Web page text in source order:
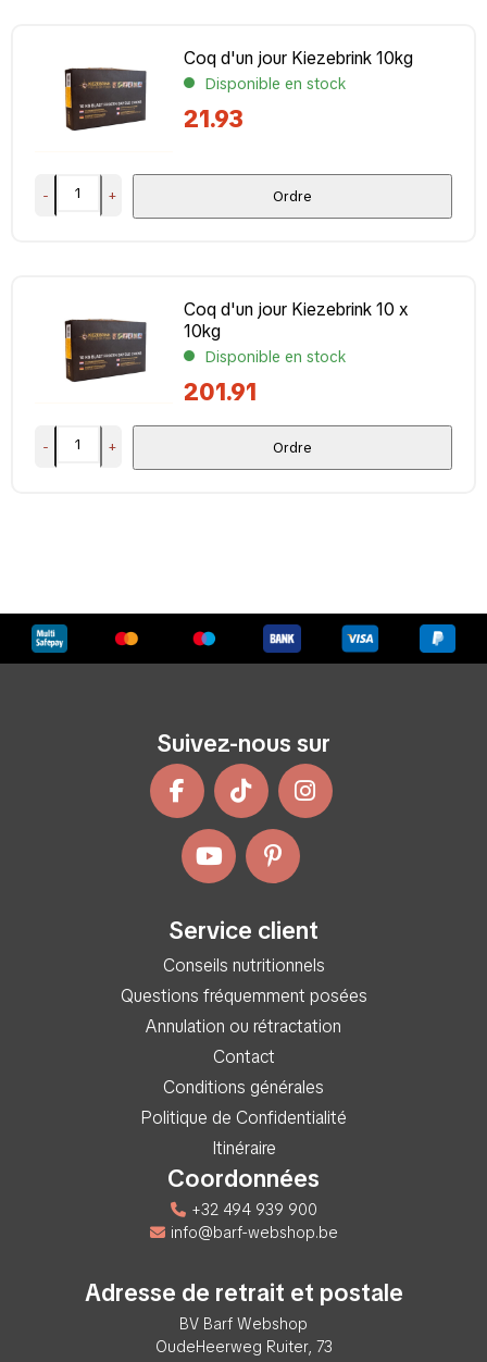
Coq d'un jour Kiezebrink 10kg
Disponible en stock
21.93
- + Ordre
Coq d'un jour Kiezebrink 10 x
10kg
Disponible en stock
201.91
- + Ordre
Suivez-nous sur
Service client
Conseils nutritionnels
Questions fréquemment posées
Annulation ou rétractation
Contact
Conditions générales
Politique de Confidentialité
Itinéraire
Coordonnées
+32 494 939 900
info@barf-webshop.be
Adresse de retrait et postale
BV Barf Webshop
OudeHeerweg Ruiter, 73